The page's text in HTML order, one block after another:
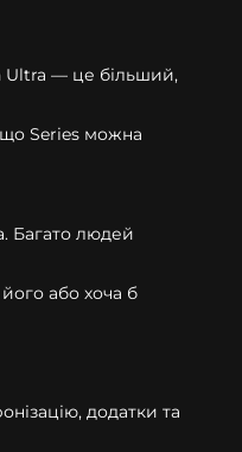
Ultra — це більший,
Series можна
Багато людей
або хоча б
додатки та